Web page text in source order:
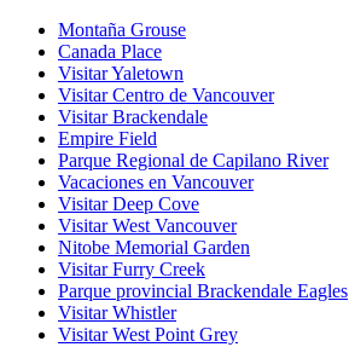
Montaña Grouse
Canada Place
Visitar Yaletown
Visitar Centro de Vancouver
Visitar Brackendale
Empire Field
Parque Regional de Capilano River
Vacaciones en Vancouver
Visitar Deep Cove
Visitar West Vancouver
Nitobe Memorial Garden
Visitar Furry Creek
Parque provincial Brackendale Eagles
Visitar Whistler
Visitar West Point Grey